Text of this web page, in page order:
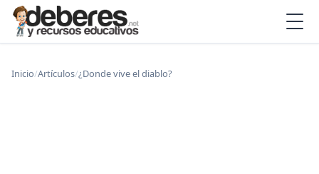
Inicio/Artículos/¿Donde vive el diablo?